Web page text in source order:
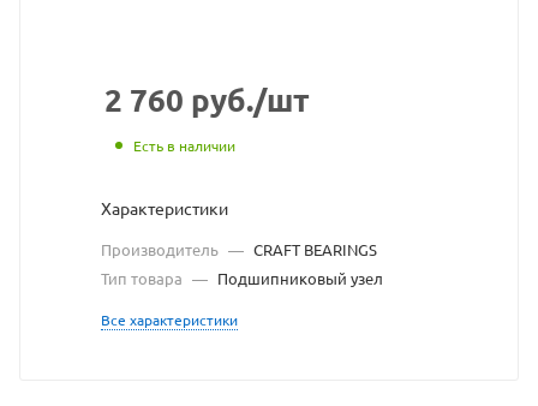
https://
без
разрешения
сайта
2 760 руб./шт
Есть в наличии
Характеристики
Производитель — CRAFT BEARINGS
Тип товара — Подшипниковый узел
Все характеристики